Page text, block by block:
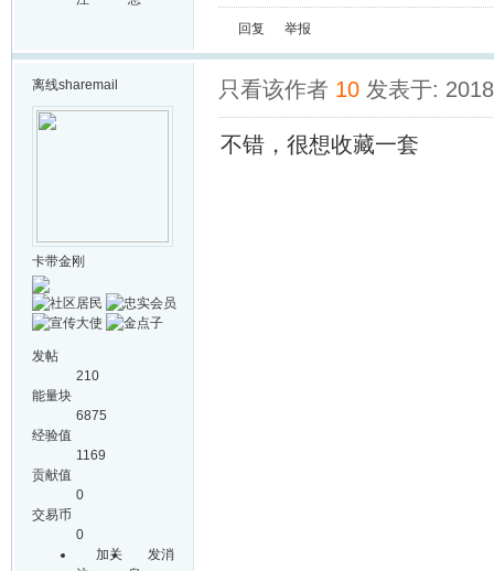
回复
举报
离线sharemail
卡带金刚
发帖
210
能量块
6875
经验值
1169
贡献值
0
交易币
0
加关
发消
只看该作者 10 发表于:
不错，很想收藏一套